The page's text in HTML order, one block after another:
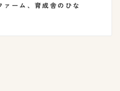
ーム、育成舎のひな